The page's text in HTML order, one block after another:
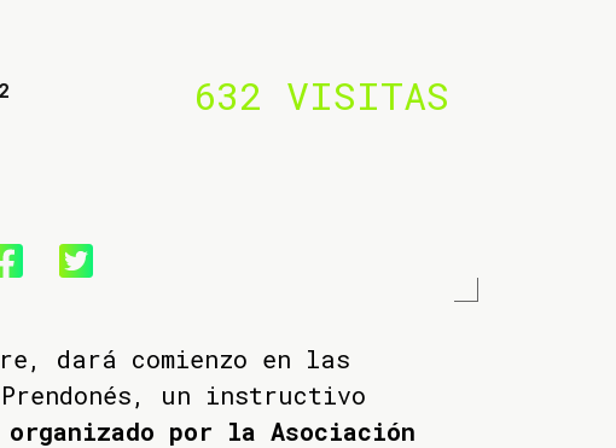
632 VISITAS
dará comienzo en las
un instructivo
por la Asociación